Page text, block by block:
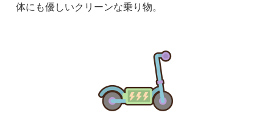
体にも優しいクリーンな乗り物。